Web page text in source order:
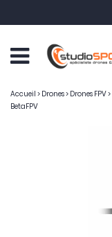
Accueil > Drones> Drones FPV>
BetaFPV